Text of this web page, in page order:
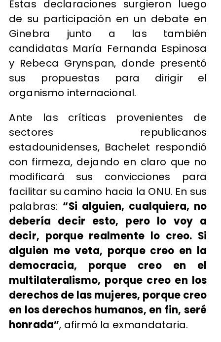
Estas declaraciones surgieron luego
de su participación en un debate en
Ginebra junto a las también
candidatas María Fernanda Espinosa
y Rebeca Grynspan, donde presentó
sus propuestas para dirigir el
organismo internacional.
Ante las críticas provenientes de
sectores republicanos
estadounidenses, Bachelet respondió
con firmeza, dejando en claro que no
modificará sus convicciones para
facilitar su camino hacia la ONU. En sus
palabras: “Si alguien, cualquiera, no
debería decir esto, pero lo voy a
decir, porque realmente lo creo. Si
alguien me veta, porque creo en la
democracia, porque creo en el
multilateralismo, porque creo en los
derechos de las mujeres, porque creo
en los derechos humanos, en fin, seré
honrada”, afirmó la exmandataria.